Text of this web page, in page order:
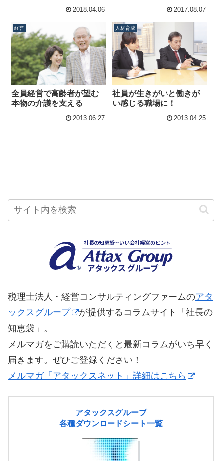
2018.04.06 2017.08.07
経営
全員経営で高齢者が望む
本物の介護を支える
2013.06.27
人材育成
社員が生きがいと働きが
い感じる職場に！
2013.04.25
税理士法人・経営コンサルティングファームのアタ
ックスグループ
が提供するコラムサイト「社長の
知恵袋」。
メルマガをご購読いただくと最新コラムがいち早く
届きます。ぜひご登録ください！
メルマガ「アタックスネット」詳細はこちら
アタックスグループ
各種ダウンロードシート一覧